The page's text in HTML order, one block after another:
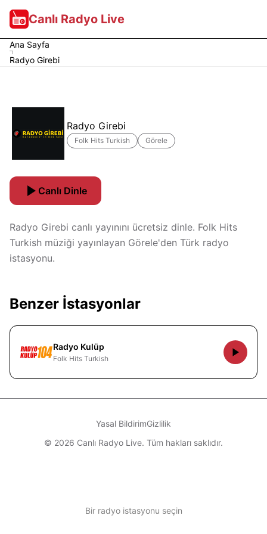
Canlı Radyo Live
Ana Sayfa
Radyo Girebi
Radyo Girebi
Folk Hits Turkish Görele
Canlı Dinle
Radyo Girebi canlı yayınını ücretsiz dinle. Folk Hits
Turkish müziği yayınlayan Görele'den Türk radyo
istasyonu.
Benzer İstasyonlar
Radyo Kulüp
Folk Hits Turkish
Yasal BildirimGizlilik
© 2026 Canlı Radyo Live. Tüm hakları saklıdır.
Bir radyo istasyonu seçin